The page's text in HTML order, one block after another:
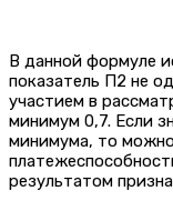
В данной формуле
показатель П2 не
участием в
минимум 0,7. Если
минимума, то
результатом